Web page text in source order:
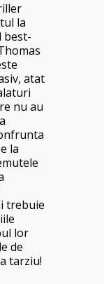
la
best-
atat
nu au
la
trebuie
lor
de
tarziu!